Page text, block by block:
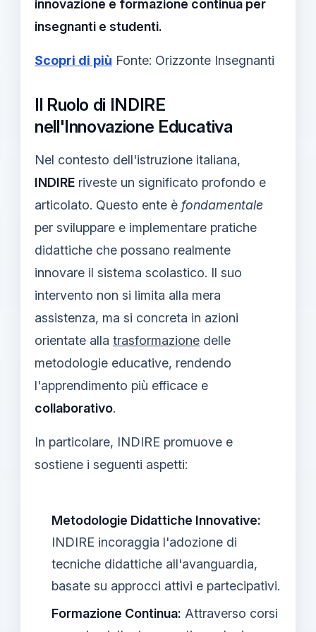
innovazione e formazione continua per
insegnanti e studenti.
Scopri di più Fonte: Orizzonte Insegnanti
Il Ruolo di INDIRE
nell'Innovazione Educativa
Nel contesto dell'istruzione italiana,
INDIRE riveste un significato profondo e
articolato. Questo ente è fondamentale
per sviluppare e implementare pratiche
didattiche che possano realmente
innovare il sistema scolastico. Il suo
intervento non si limita alla mera
assistenza, ma si concreta in azioni
orientate alla trasformazione delle
metodologie educative, rendendo
l'apprendimento più efficace e
collaborativo.
In particolare, INDIRE promuove e
sostiene i seguenti aspetti:
Metodologie Didattiche Innovative:
INDIRE incoraggia l'adozione di
tecniche didattiche all'avanguardia,
basate su approcci attivi e partecipativi.
Formazione Continua: Attraverso corsi